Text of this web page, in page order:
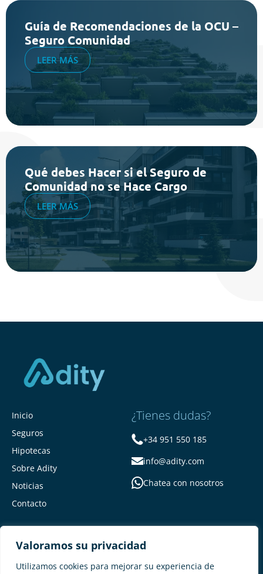
Valoramos su privacidad
Utilizamos cookies para mejorar su experiencia de
Guía de Recomendaciones de la OCU –
Seguro Comunidad
LEER MÁS
Qué debes Hacer si el Seguro de
Comunidad no se Hace Cargo
LEER MÁS
Inicio
Seguros
Hipotecas
Sobre Adity
Noticias
Contacto
¿Tienes dudas?
+34 951 550 185
info@adity.com
Chatea con nosotros